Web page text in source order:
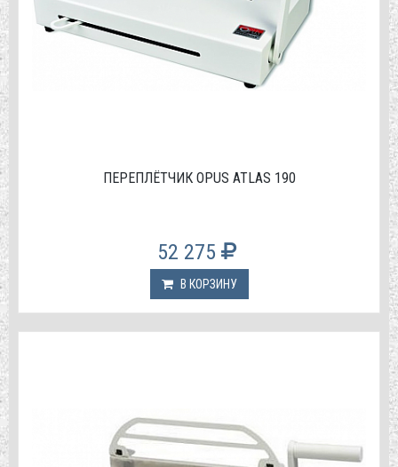
ПЕРЕПЛЁТЧИК OPUS ATLAS 190
52 275
В КОРЗИНУ